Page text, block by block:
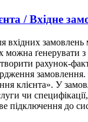
/ Вхідне
вхідних замовлень
можна ґенерувати
рахунок-
клієнта». У
чи
підключення до